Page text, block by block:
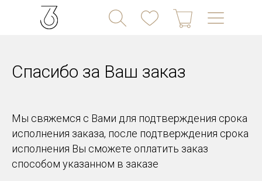
+7 (903) 289-80-9
hello@36-tm.com
Спасибо за Ваш заказ
Мы свяжемся с Вами для подтверждения срока
исполнения заказа, после подтверждения срока
исполнения Вы сможете оплатить заказ
способом указанном в заказе